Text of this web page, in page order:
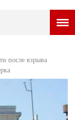
НЕДЕЛИ
после взрыва